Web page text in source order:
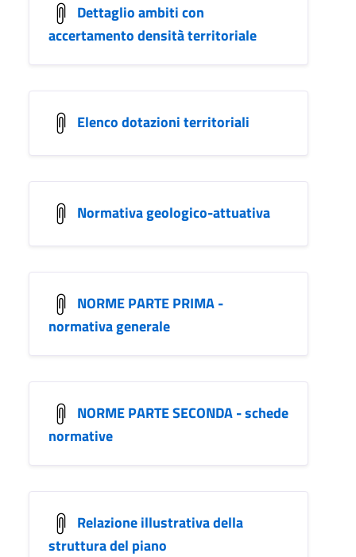
Dettaglio ambiti con
accertamento densità territoriale
Elenco dotazioni territoriali
Normativa geologico-attuativa
NORME PARTE PRIMA -
normativa generale
NORME PARTE SECONDA - schede
normative
Relazione illustrativa della
struttura del piano